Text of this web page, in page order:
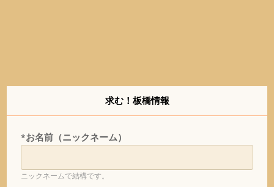
求む！板橋情報
*お名前（ニックネーム）
ニックネームで結構です。